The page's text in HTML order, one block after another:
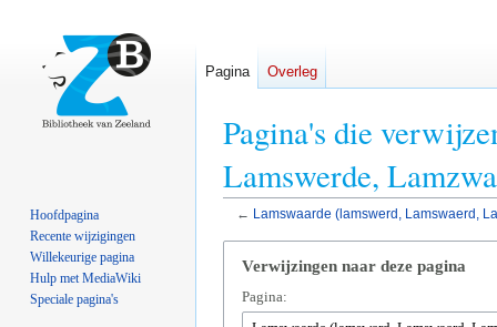
Pagina's die
Lamswerde,
← Lamswaarde (lamswerd, Lamswaerd,
navigatie
springen
zoeken
springen
Verwijzingen naar deze pagina
Pagina:
Pagina Overleg
Hoofdpagina
Recente wijzigingen
Willekeurige pagina
Hulp met MediaWiki
Speciale pagina's